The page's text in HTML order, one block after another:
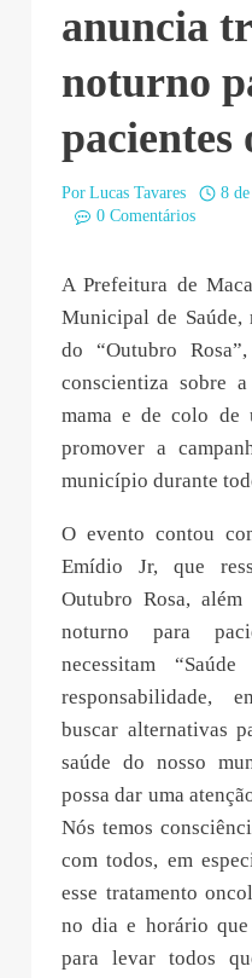
anuncia
noturno
pacientes
Por Lucas Tavares
8
0 Comentários
A Prefeitura de
Municipal de
do “Outubro
conscientiza sobre
mama e de colo de
promover a
município durante
O evento contou
Emídio Jr, que
Outubro Rosa,
noturno para
necessitam
responsabilidade,
buscar alternativas
saúde do nosso
possa dar uma
Nós temos
com todos, em
esse tratamento
no dia e horário
para levar todos